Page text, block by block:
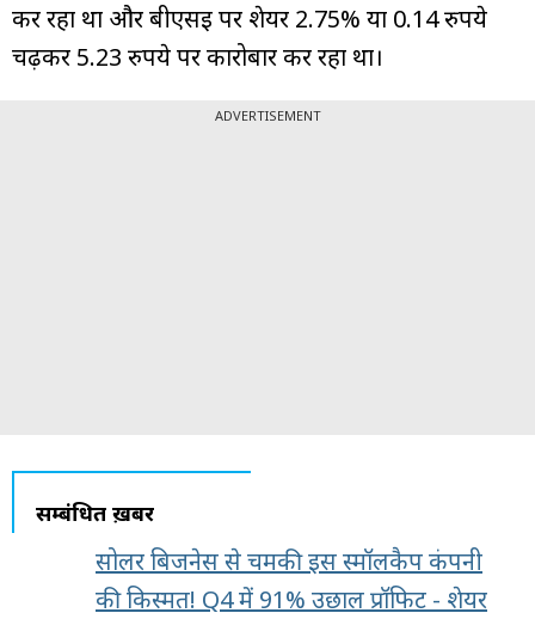
कर रहा था और बीएसई पर शेयर 2.75% या 0.14 रुपये
चढ़कर 5.23 रुपये पर कारोबार कर रहा था।
ADVERTISEMENT
सम्बंधित ख़बरें
सोलर बिजनेस से चमकी इस स्मॉलकैप कंपनी
की किस्मत! Q4 में 91% उछाल प्रॉफिट - शेयर